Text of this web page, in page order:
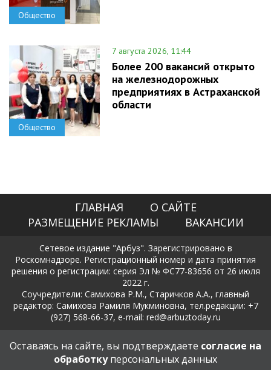
Общество
Общество
7 августа 2026, 11:44
Более 200 вакансий открыто
на железнодорожных
предприятиях в Астраханской
области
ГЛАВНАЯ
О САЙТЕ
РАЗМЕЩЕНИЕ РЕКЛАМЫ
ВАКАНСИИ
Сетевое издание "Арбуз". Зарегистрировано в
Роскомнадзоре. Регистрационный номер и дата принятия
решения о регистрации: серия Эл № ФС77-83656 от 26 июля
2022 г.
Соучредители: Самихова Р.М., Старичков А.А., главный
редактор: Самихова Рамиля Мукминовна, тел.редакции: +7
(927) 568-66-37, e-mail: red@arbuztoday.ru
Политика в отношении обработки и защиты персональных
данных
Оставаясь на сайте, вы подтверждаете согласие на
обработкуперсональных данных